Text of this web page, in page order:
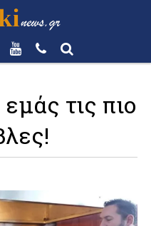
τις πιο